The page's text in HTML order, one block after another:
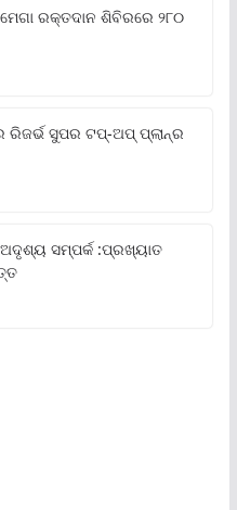
ରକ୍ତଦାନ ଶିବିରରେ ୨୮୦
ରିଜର୍ଭ ସୁପର ଟପ୍‌-ଅପ୍ ପ୍ଲାନ୍‌ର
ସମ୍ପର୍କ :ପ୍ରଖ୍ୟାତ